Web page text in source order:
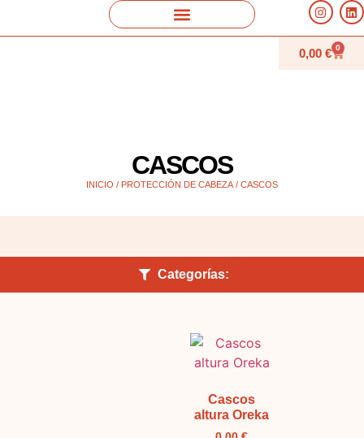
0,00 € 0
CASCOS
INICIO / PROTECCIÓN DE CABEZA / CASCOS
Categorías:
Cascos
altura Oreka